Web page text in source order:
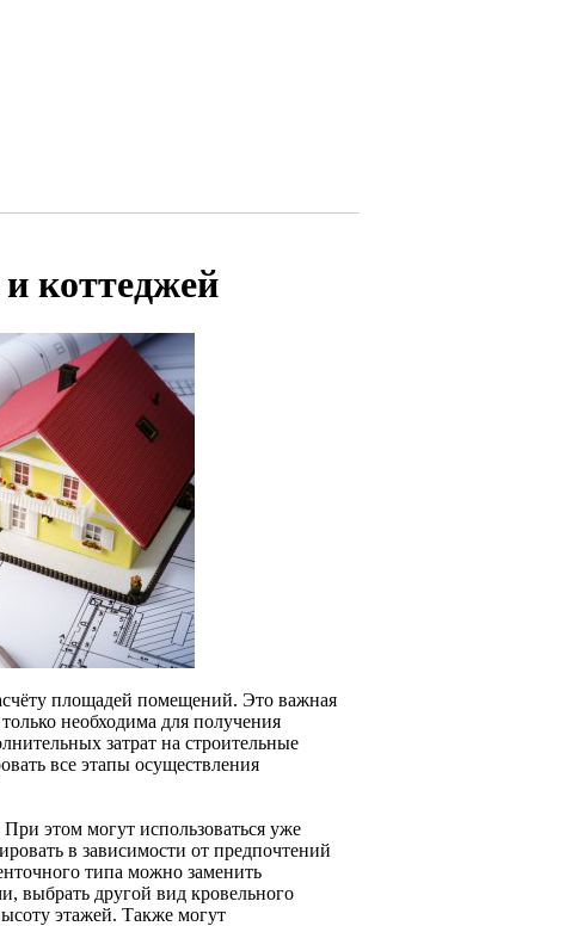
коттеджей
площадей помещений. Это важная
необходима для получения
затрат на строительные
все этапы осуществления
этом могут использоваться уже
в зависимости от предпочтений
типа можно заменить
выбрать другой вид кровельного
этажей. Также могут